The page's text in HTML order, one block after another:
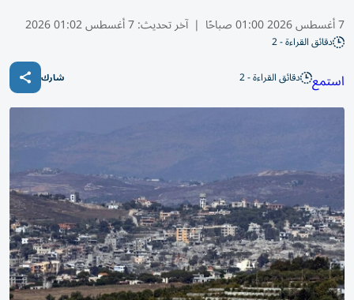
7 أغسطس 2026 01:00 صباحًا | آخر تحديث:7 أغسطس 01:02 2026
دقائق القراءة - 2
استمع دقائق القراءة - 2 شارك